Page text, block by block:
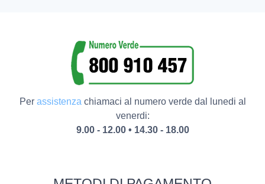
Per assistenzachiamaci al numero verde dal lunedi al
venerdi:
9.00 - 12.00 • 14.30 - 18.00